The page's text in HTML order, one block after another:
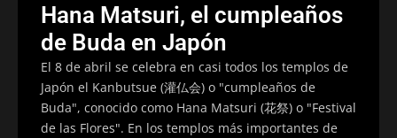
Hana Matsuri, el cumpleaños
de Buda en Japón
El 8 de abril se celebra en casi todos los templos de
Japón el Kanbutsue (灌仏会) o "cumpleaños de
Buda", conocido como Hana Matsuri (花祭) o "Festival
de las Flores". En los templos más importantes de